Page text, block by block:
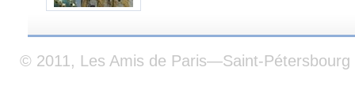
© 2011, Les Amis de Paris—Saint-Pétersbourg